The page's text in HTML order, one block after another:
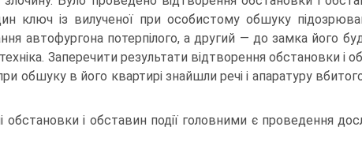
ключ із вилученої при особистому обшуку
автофургона потерпілого, а другий — до замка його
Заперечити результати відтворення обстановки і
обшуку в його квартирі знайшли речі і апаратуру
обстановки і обставин події головними є проведення